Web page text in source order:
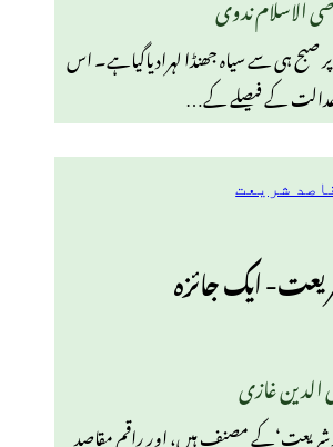
ہی سے سیاہ جھنڈا لہرادیاگیاہے۔ اس
کے فیصلے کے…
شریعت
ایک جائزہ
الدین غازی
شریعت‘کے مصنف ہیں، اور راقم مقاصد